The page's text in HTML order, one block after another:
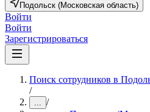
Подольск (Московская область)
Войти
Войти
Зарегистрироваться
Поиск сотрудников в
/
... /